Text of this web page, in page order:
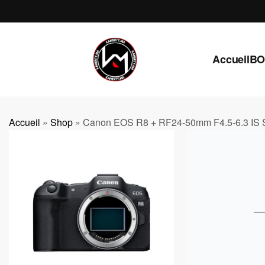
Accueil
Accueil » Shop » Canon EOS R8 + RF24-50mm F4.5-6.3 IS